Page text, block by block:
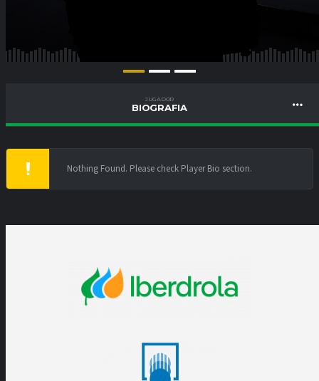
JUGADOR
BIOGRAFIA
Nothing Found. Please check Player Bio section.